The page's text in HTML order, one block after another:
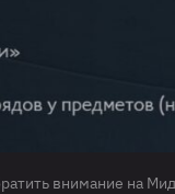
внимание на